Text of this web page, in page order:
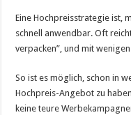
Eine Hochpreisstrategie ist,
schnell anwendbar. Oft
verpacken”, und mit
So ist es möglich, schon in
Hochpreis-Angebot zu
keine teure